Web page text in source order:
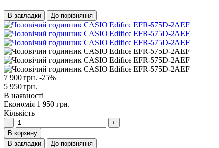
В закладки До порівняння
7 900 грн. -25%
5 950 грн.
В наявності
Економія 1 950 грн.
Кількість
-
+
В корзину
В закладки
До порівняння